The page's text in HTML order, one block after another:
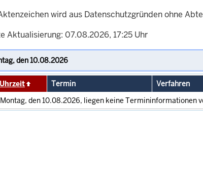
wird aus Datenschutzgründen ohne
Aktualisierung: 07.08.2026, 17:25 Uhr
Uhrzeit Termin Verfahren
den 10.08.2026, liegen keine Termininformationen